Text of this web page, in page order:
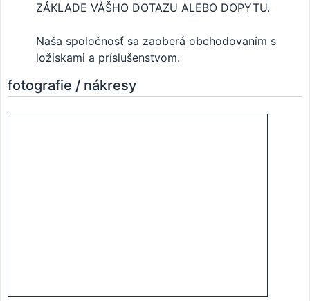
ZÁKLADE VÁŠHO DOTAZU ALEBO DOPYTU.
Naša spoločnosť sa zaoberá obchodovaním s
ložiskami a príslušenstvom.
fotografie / nákresy